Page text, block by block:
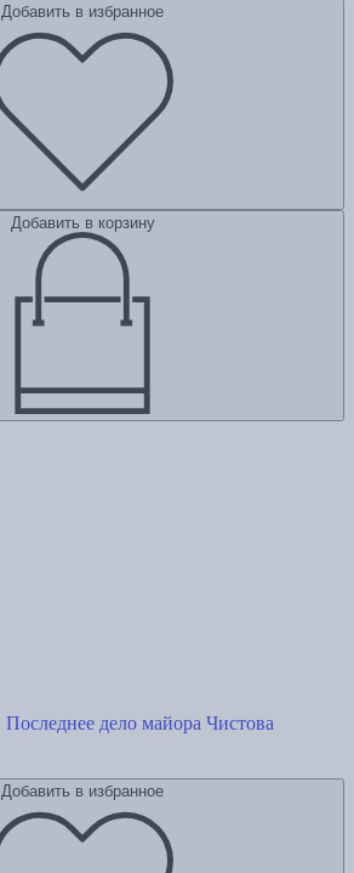
Добавить в избранное
Добавить в корзину
Последнее дело майора Чистова
Добавить в избранное